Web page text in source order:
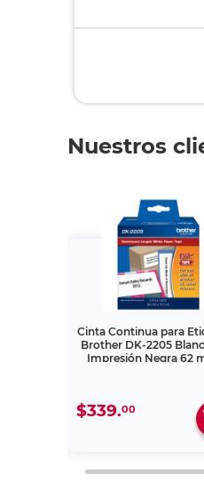
Nuestros
Cinta Continua para
Brother DK‑2205
Impresión Negra 62
$339.00